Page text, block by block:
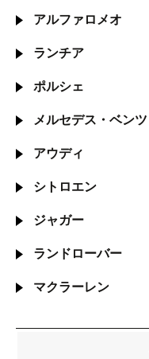
アルファロメオ
ランチア
ポルシェ
メルセデス・ ベンツ
アウディ
シトロエン
ジャガー
ランドローバー
マクラーレン